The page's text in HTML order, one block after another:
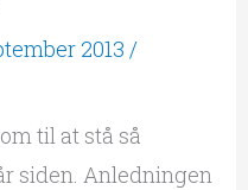
2013 /
til at stå så
siden. Anledningen